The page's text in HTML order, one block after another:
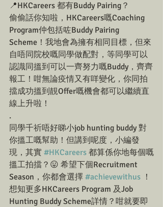
📍HKCareers 都有Buddy Pairing？
偷偷話你知啦，HKCareers嘅Coaching
Program仲包括咗Buddy Pairing
Scheme！我地會為擁有相同目標，但來
自唔同院校嘅同學做配對，等同學可以
認識同搵到可以一齊努力嘅Buddy，齊齊
報工！咁無論疫情又有咩變化，你同拍
擋成功搵到靚Offer嘅機會都可以繼續直
線上升啦！
.
同學千祈唔好睇小job hunting buddy 對
你搵工嘅幫助！但講到呢度，小編發
現，其實 #HKCareers 都算係你地每個嘅
搵工拍擋？😛 希望下個Recruitment
Season，你都會選擇 #achievewithus ！
想知更多HKCareers Program 及Job
Hunting Buddy Scheme詳情？咁就要即